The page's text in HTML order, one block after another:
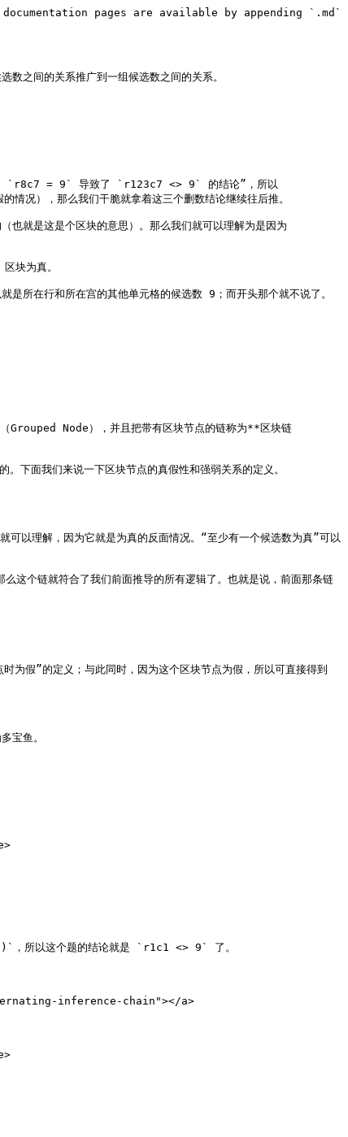
pages are available by appending `.md`
数之间的关系推广到一组候选数之间的关系。
为 `r8c7 = 9` 导致了 `r123c7 <> 9` 的结论”，所以
，那么我们干脆就拿着这三个删数结论继续往后推。
是这是个区块的意思）。那么我们就可以理解为是因为
块为真。
是所在行和所在宫的其他单元格的候选数 9；而开头那个就不说了。
Node），并且把带有区块节点的链称为**区块链
面我们来说一下区块节点的真假性和强弱关系的定义。
以理解，因为它就是为真的反面情况。“至少有一个候选数为真”可以
个链就符合了我们前面推导的所有逻辑了。也就是说，前面那条链
定义；与此同时，因为这个区块节点为假，所以可直接得到
宝鱼。
，所以这个题的结论就是 `r1c1 <> 9` 了。
inference-chain"></a>